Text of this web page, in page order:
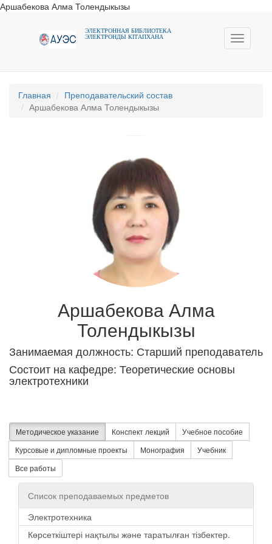
Аршабекова Алма Толендыкызы
Toggle
ЭЛЕКТРОННАЯ БИБЛИОТЕКА
ЭЛЕКТРОНДЫ КIТАПХАНА
Главная
Преподавательский состав
Аршабекова Алма Толендыкызы
Аршабекова Алма
Толендыкызы
Занимаемая должность: Старший преподаватель
Состоит на кафедре: Теоретические основы
электротехники
Методическое указание Конспект лекций
Учебное пособие
Курсовые и дипломные проекты
Монография
Учебник
Все работы
Список преподаваемых предметов
Электротехника
Көрсеткіштері нақтылы және таратылған тізбектер.